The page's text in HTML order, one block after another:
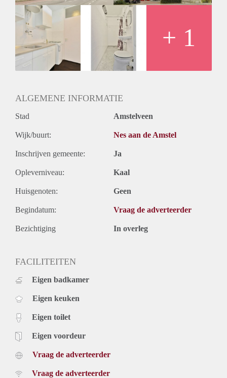
Oplevering
Kaal
+ 1
ALGEMENE INFORMATIE
Stad Amstelveen
Wijk/buurt: Nes aan de Amstel
Inschrijven gemeente: Ja
Opleverniveau: Kaal
Huisgenoten: Geen
Begindatum: Vraag de adverteerder
Bezichtiging In overleg
FACILITEITEN
Eigen badkamer
Eigen keuken
Eigen toilet
Eigen voordeur
Vraag de adverteerder
Vraag de adverteerder